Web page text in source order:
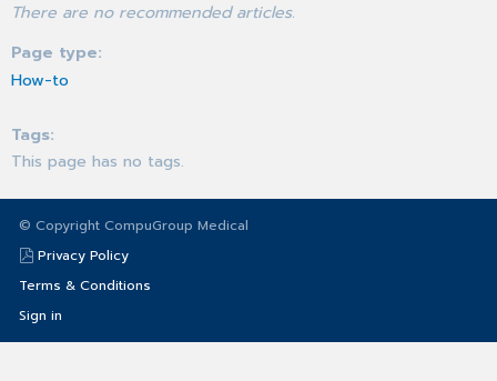
There are no recommended articles.
Page type
How-to
Tags
This page has no tags.
© Copyright CompuGroup Medical
Privacy Policy
Terms & Conditions
Sign in